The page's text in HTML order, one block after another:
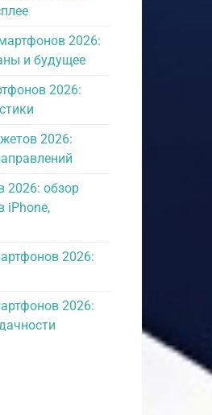
2026:
и будущее
2026:
2026:
2026: обзор
iPhone,
2026:
2026: